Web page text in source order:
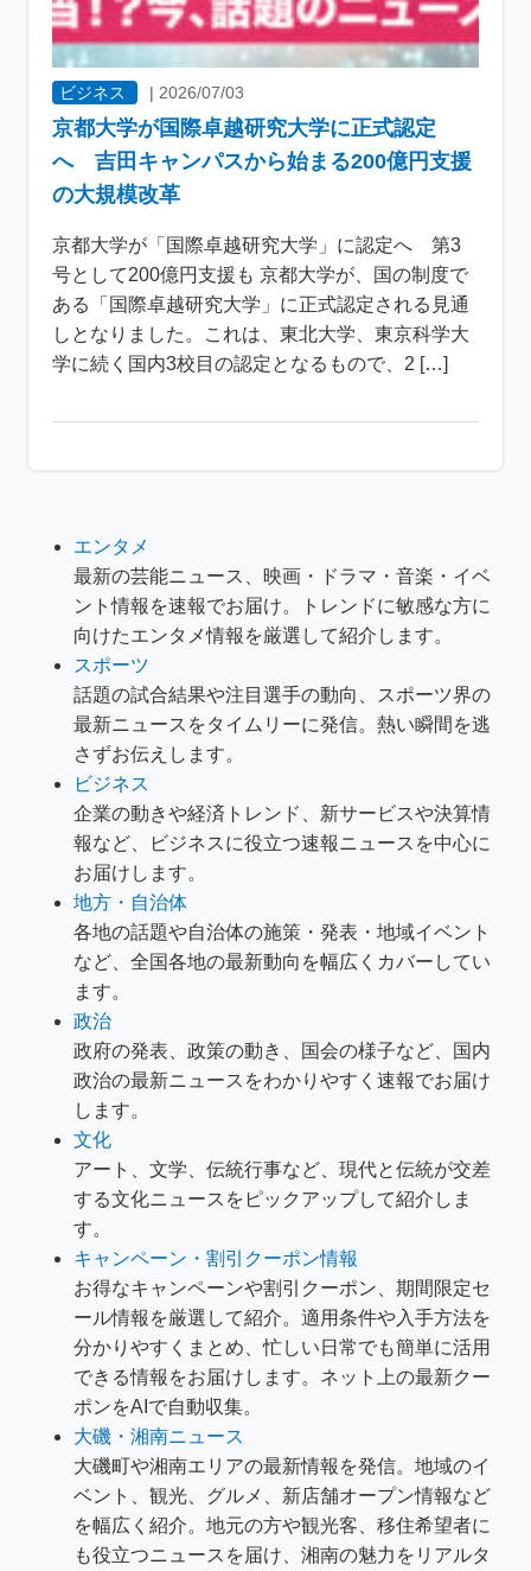
ビジネス |2026/07/03
京都大学が国際卓越研究大学に正式認定
へ 吉田キャンパスから始まる200億円支援
の大規模改革
京都大学が「国際卓越研究大学」に認定へ 第3
号として200億円支援も 京都大学が、国の制度で
ある「国際卓越研究大学」に正式認定される見通
しとなりました。これは、東北大学、東京科学大
学に続く国内3校目の認定となるもので、2 […]
エンタメ
最新の芸能ニュース、映画・ドラマ・音楽・イベ
ント情報を速報でお届け。トレンドに敏感な方に
向けたエンタメ情報を厳選して紹介します。
スポーツ
話題の試合結果や注目選手の動向、スポーツ界の
最新ニュースをタイムリーに発信。熱い瞬間を逃
さずお伝えします。
ビジネス
企業の動きや経済トレンド、新サービスや決算情
報など、ビジネスに役立つ速報ニュースを中心に
お届けします。
地方・自治体
各地の話題や自治体の施策・発表・地域イベント
など、全国各地の最新動向を幅広くカバーしてい
ます。
政治
政府の発表、政策の動き、国会の様子など、国内
政治の最新ニュースをわかりやすく速報でお届け
します。
文化
アート、文学、伝統行事など、現代と伝統が交差
する文化ニュースをピックアップして紹介しま
す。
キャンペーン・割引クーポン情報
お得なキャンペーンや割引クーポン、期間限定セ
ール情報を厳選して紹介。適用条件や入手方法を
分かりやすくまとめ、忙しい日常でも簡単に活用
できる情報をお届けします。ネット上の最新クー
ポンをAIで自動収集。
大磯・湘南ニュース
大磯町や湘南エリアの最新情報を発信。地域のイ
ベント、観光、グルメ、新店舗オープン情報など
を幅広く紹介。地元の方や観光客、移住希望者に
も役立つニュースを届け、湘南の魅力をリアルタ